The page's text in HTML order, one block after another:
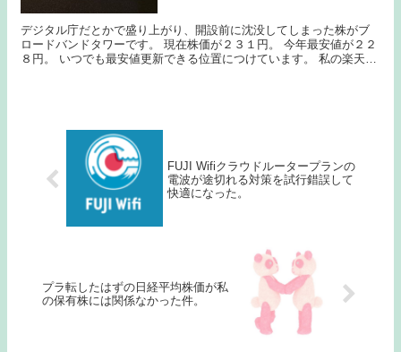
デジタル庁だとかで盛り上がり、開設前に沈没してしまった株がブ
ロードバンドタワーです。 現在株価が２３１円。 今年最安値が２２
８円。 いつでも最安値更新できる位置につけています。 私の楽天口
FUJI Wifiクラウドルータープランの
電波が途切れる対策を試行錯誤して
快適になった。
プラ転したはずの日経平均株価が私
の保有株には関係なかった件。